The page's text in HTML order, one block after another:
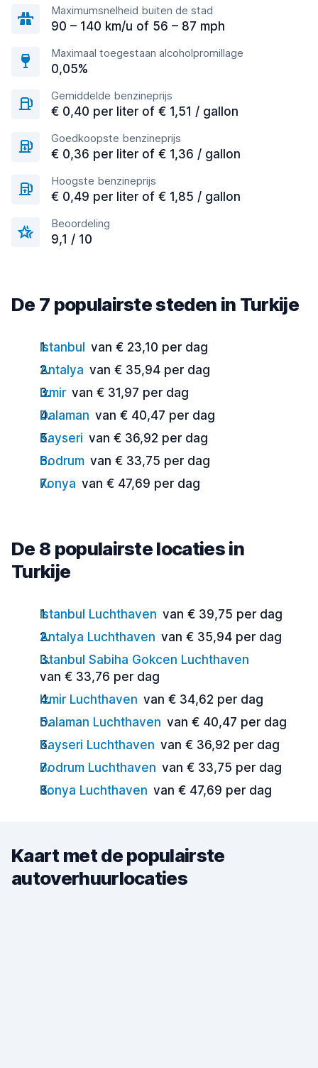
Maximumsnelheid buiten de stad
90 – 140 km/u of 56 – 87 mph
Maximaal toegestaan alcoholpromillage
0,05%
Gemiddelde benzineprijs
€ 0,40 per liter of € 1,51 / gallon
Goedkoopste benzineprijs
€ 0,36 per liter of € 1,36 / gallon
Hoogste benzineprijs
€ 0,49 per liter of € 1,85 / gallon
Beoordeling
9,1 / 10
De 7 populairste steden in Turkije
Istanbul
van € 23,10 per dag
Antalya van € 35,94 per dag
Izmir van € 31,97 per dag
Dalaman van € 40,47 per dag
Kayseri van € 36,92 per dag
Bodrum van € 33,75 per dag
Konya van € 47,69 per dag
De 8 populairste locaties in
Turkije
Istanbul Luchthaven van € 39,75 per dag
Antalya Luchthaven van € 35,94 per dag
Istanbul Sabiha Gokcen Luchthaven
van € 33,76 per dag
Izmir Luchthaven van € 34,62 per dag
Dalaman Luchthaven van € 40,47 per dag
Kayseri Luchthaven van € 36,92 per dag
Bodrum Luchthaven van € 33,75 per dag
Konya Luchthaven van € 47,69 per dag
Kaart met de populairste
autoverhuurlocaties